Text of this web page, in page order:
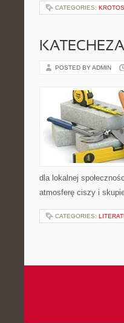
CATEGORIES:
POSTED BY ADMIN
dla lokalnej
atmosferę ciszy i
CATEGORIES: